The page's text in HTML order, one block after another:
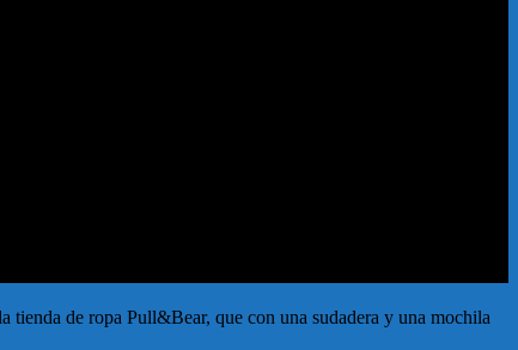
tienda de ropa Pull&Bear, que con una sudadera y una mochila